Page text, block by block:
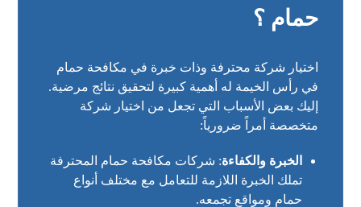
حمام ؟
اختيار شركة محترفة وذات خبرة في مكافحة حمام
في رأس الخيمة له أهمية كبيرة لتحقيق نتائج مرضية.
إليك بعض الأسباب التي تجعل من اختيار شركة
متخصصة أمراً ضرورياً:
الخبرة والكفاءة: شركات مكافحة حمام المحترفة
تملك الخبرة اللازمة للتعامل مع مختلف أنواع
حمام ومواقع تجمعه.